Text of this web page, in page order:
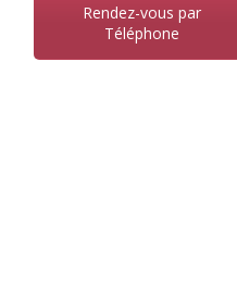
Rendez-vous par
Téléphone